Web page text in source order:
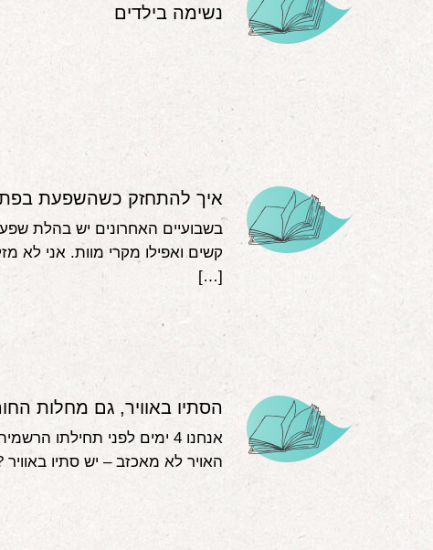
נשימה בילדים
איך להתחזק כשהשפעת
בשבועיים האחרונים יש בהלת
קשים ואפילו מקרי מוות. אני לא
[…]
הסתיו באוויר, גם מחלות
אנחנו 4 ימים לפני תחילתו
האויר לא מאכזב – יש סתיו